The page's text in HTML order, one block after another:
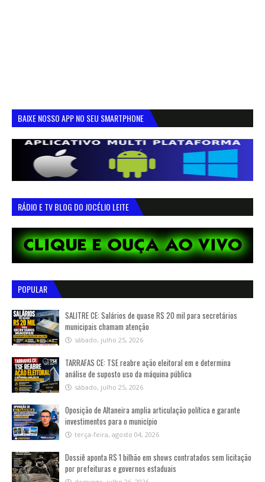
BAIXE NOSSO APP NO SEU SMARTPHONE
RÁDIO E TV BLOG DO JOCÉLIO LEITE
POPULAR
SALITRE CE: Salários de quase R$ 20 mil para secretários
municipais chamam atenção
sábado, julho 25, 2026
TARRAFAS CE: TSE reabre ação eleitoral em e determina
análise de suposto uso da máquina pública
sábado, julho 25, 2026
Oposição de Altaneira amplia articulação política e garante
investimentos para o município
terça-feira, agosto 04, 2026
Dossiê aponta R$ 1 bilhão em shows contratados sem licitação
por prefeituras e governos estaduais